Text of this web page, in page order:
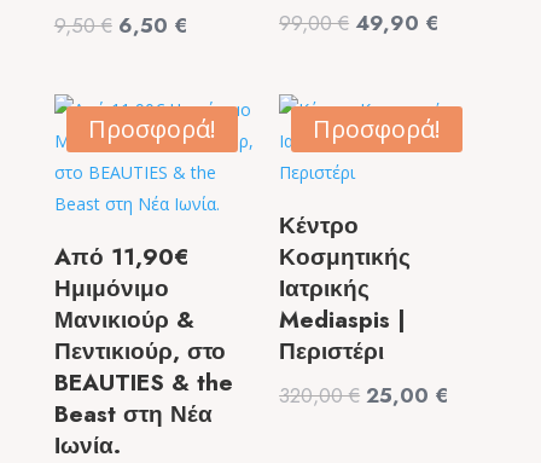
9,50€ Original
9,50 €.
6,50 €
είναι:
6,50 €.
99,00€ Original
99,00 €.
49,90 €
49,90 €.
Προσφορά!
Aπό 11,90€
Ημιμόνιμο
Μανικιούρ &
Πεντικιούρ, στο
BEAUTIES & the
Beast στη Νέα
Ιωνία.
Προσφορά!
Κέντρο
Κοσμητικής
Ιατρικής
Mediaspis |
Περιστέρι
320,00€ Original
25,00 €